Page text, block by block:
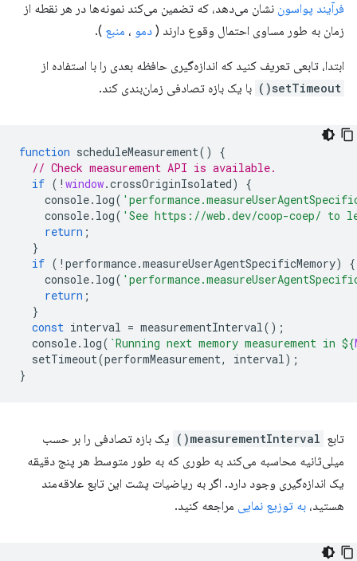
فرآیند پواسون نشان می‌دهد، که تضمین می‌کند نمونه‌ها در هر نقطه از
زمان به طور مساوی احتمال وقوع دارند ( دمو ، منبع ).
ابتدا، تابعی تعریف کنید که اندازه‌گیری حافظه بعدی را با استفاده از
setTimeout() با یک بازه تصادفی زمان‌بندی کند.
function scheduleMeasurement()
{
// Check measurement API is available.
if ( ! window.crossOriginIsolated)
{
console. log(
console. log( 'See https://web.dev/coop-coep/ to
return ;
}
if ( ! performance.measureUserAgentSpecificMemory)
{
console. log(
return ;
}
const interval = measurementInterval();
console. log( `Running next memory measurement in ${
setTimeout(performMeasurement, interval);
}
تابع measurementInterval()
یک بازه تصادفی را بر حسب
میلی‌ثانیه محاسبه می‌کند به طوری که به طور متوسط ​​هر پنج دقیقه
یک اندازه‌گیری وجود دارد. اگر به ریاضیات پشت این تابع علاقه‌مند
هستید، به توزیع نمایی مراجعه کنید.